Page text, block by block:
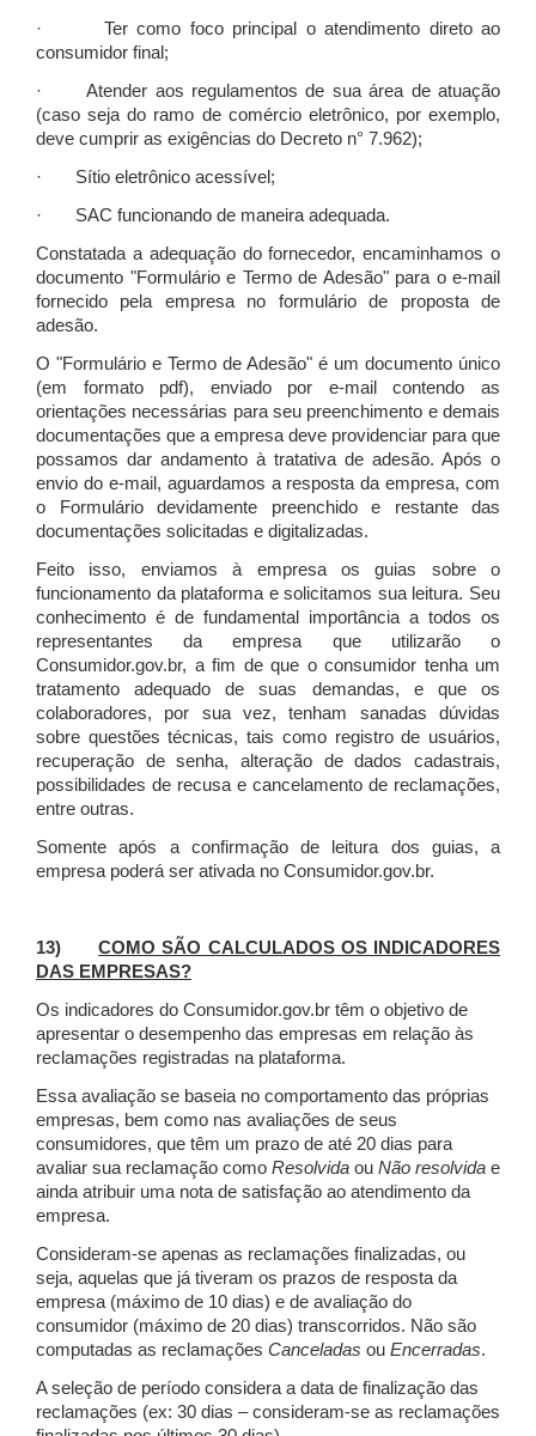
· Ter como foco principal o atendimento direto ao
consumidor final;
· Atender aos regulamentos de sua área de atuação
(caso seja do ramo de comércio eletrônico, por exemplo,
deve cumprir as exigências do Decreto n° 7.962);
· Sítio eletrônico acessível;
· SAC funcionando de maneira adequada.
Constatada a adequação do fornecedor, encaminhamos o
documento "Formulário e Termo de Adesão" para o e-mail
fornecido pela empresa no formulário de proposta de
adesão.
O "Formulário e Termo de Adesão" é um documento único
(em formato pdf), enviado por e-mail contendo as
orientações necessárias para seu preenchimento e demais
documentações que a empresa deve providenciar para que
possamos dar andamento à tratativa de adesão. Após o
envio do e-mail, aguardamos a resposta da empresa, com
o Formulário devidamente preenchido e restante das
documentações solicitadas e digitalizadas.
Feito isso, enviamos à empresa os guias sobre o
funcionamento da plataforma e solicitamos sua leitura. Seu
conhecimento é de fundamental importância a todos os
representantes da empresa que utilizarão o
Consumidor.gov.br, a fim de que o consumidor tenha um
tratamento adequado de suas demandas, e que os
colaboradores, por sua vez, tenham sanadas dúvidas
sobre questões técnicas, tais como registro de usuários,
recuperação de senha, alteração de dados cadastrais,
possibilidades de recusa e cancelamento de reclamações,
entre outras.
Somente após a confirmação de leitura dos guias, a
empresa poderá ser ativada no Consumidor.gov.br.
13)COMO SÃO CALCULADOS OS INDICADORES
DAS EMPRESAS?
Os indicadores do Consumidor.gov.br têm o objetivo de
apresentar o desempenho das empresas em relação às
reclamações registradas na plataforma.
Essa avaliação se baseia no comportamento das próprias
empresas, bem como nas avaliações de seus
consumidores, que têm um prazo de até 20 dias para
avaliar sua reclamação como Resolvida ou Não resolvida e
ainda atribuir uma nota de satisfação ao atendimento da
empresa.
Consideram-se apenas as reclamações finalizadas, ou
seja, aquelas que já tiveram os prazos de resposta da
empresa (máximo de 10 dias) e de avaliação do
consumidor (máximo de 20 dias) transcorridos. Não são
computadas as reclamações Canceladas ou Encerradas.
A seleção de período considera a data de finalização das
reclamações (ex: 30 dias – consideram-se as reclamações